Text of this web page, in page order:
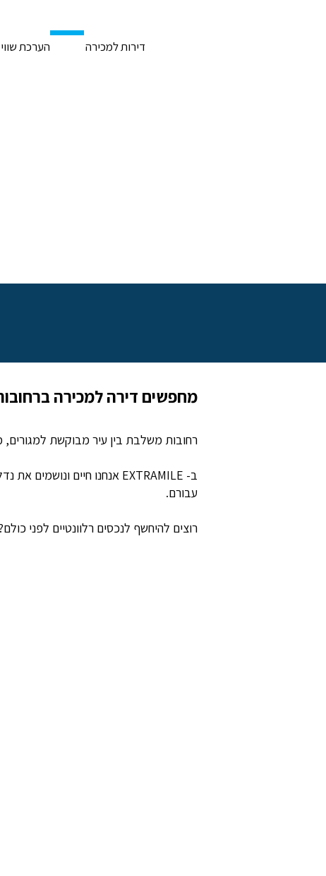
דירות למכירה הערכת
מחפשים דירה למכירה
רחובות משלבת בין עיר מבוקשת למגורים,
עבורם.
רוצים להיחשף לנכסים רלוונטיים לפני